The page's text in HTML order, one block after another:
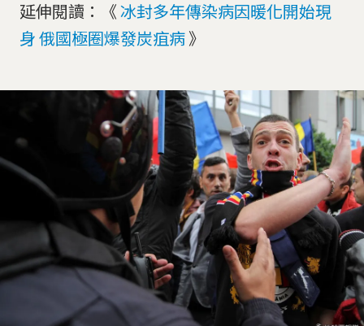
延伸閱讀：《冰封多年傳染病因暖化開始現
身 俄國極圈爆發炭疽病》